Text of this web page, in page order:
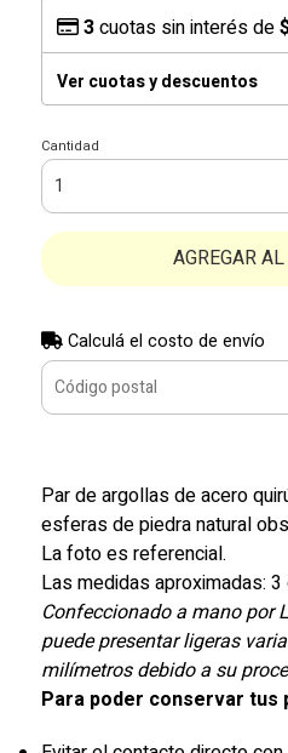
3cuotas sin interés de
Ver cuotas y descuentos
Cantidad
AGREGAR
Calculá el costo de envío
Par de argollas de acero
esferas de piedra natural
La foto es referencial.
Las medidas aproximadas:
Confeccionado a mano por
puede presentar ligeras
milímetros debido a su
Para poder conservar tus